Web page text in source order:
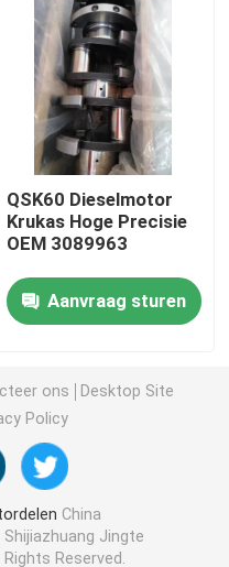
QSK60 Dieselmotor
Krukas Hoge Precisie
OEM 3089963
Aanvraag sturen
ons
Desktop Site
Policy
China
Jingte
Reserved.